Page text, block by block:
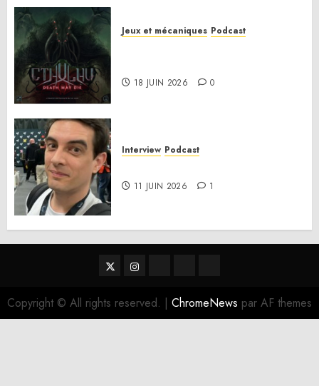
Jeux et mécaniques Podcast
18 JUIN 2026 0
Interview Podcast
11 JUIN 2026 1
TwitterInstagram
Copyright © All rights reserved. | ChromeNews par AF themes